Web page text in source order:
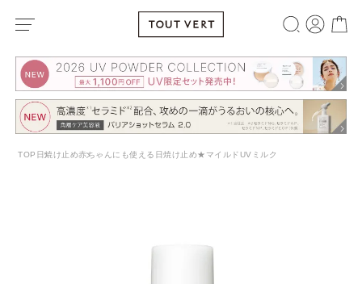
TOP 日焼け止め赤ちゃんにも使える日焼け止め★マイルドUVミルク